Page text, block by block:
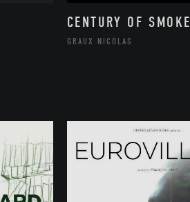
CENTURY OF SMOKE
GRAUX NICOLAS